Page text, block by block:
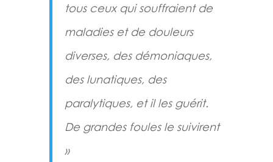
tous ceux qui souffraient de
maladies et de douleurs
diverses, des démoniaques,
des lunatiques, des
paralytiques, et il les guérit.
De grandes foules le suivirent
»